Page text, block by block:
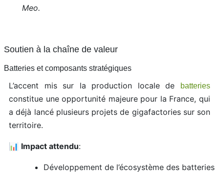
Meo.
Soutien à la chaîne de valeur
Batteries et composants stratégiques
L’accent mis sur la production locale de batteries
constitue une opportunité majeure pour la France, qui
a déjà lancé plusieurs projets de gigafactories sur son
territoire.
📊 Impact attendu:
Développement de l’écosystème des batteries